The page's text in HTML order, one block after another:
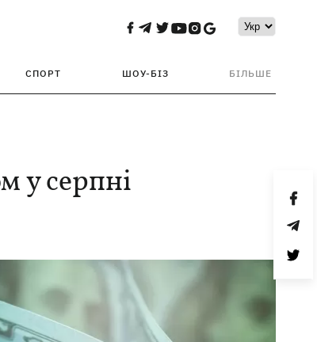
СПОРТ ШОУ-БІЗ БІЛЬШЕ
у серпні